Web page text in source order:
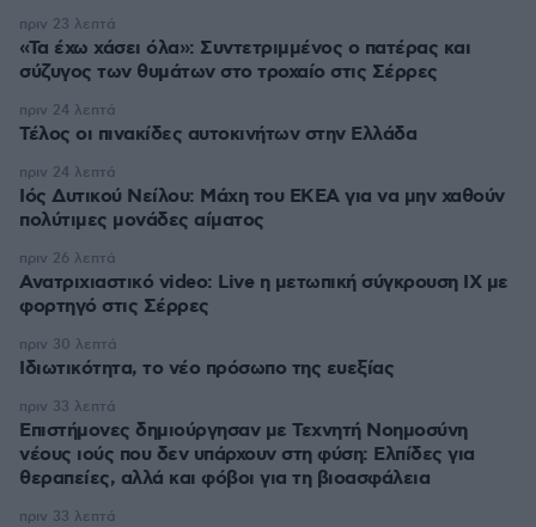
«Τα έχω χάσει όλα»: Συντετριμμένος ο πατέρας και
σύζυγος των θυμάτων στο τροχαίο στις Σέρρες
πριν 23 λεπτά
Τέλος οι πινακίδες αυτοκινήτων στην Ελλάδα
πριν 24 λεπτά
Ιός Δυτικού Νείλου: Μάχη του ΕΚΕΑ για να μην χαθούν
πολύτιμες μονάδες αίματος
πριν 24 λεπτά
Ανατριχιαστικό video: Live η μετωπική σύγκρουση ΙΧ με
φορτηγό στις Σέρρες
πριν 26 λεπτά
Ιδιωτικότητα, το νέο πρόσωπο της ευεξίας
πριν 30 λεπτά
Επιστήμονες δημιούργησαν με Τεχνητή Νοημοσύνη
νέους ιούς που δεν υπάρχουν στη φύση: Ελπίδες για
θεραπείες, αλλά και φόβοι για τη βιοασφάλεια
πριν 33 λεπτά
πριν 33 λεπτά